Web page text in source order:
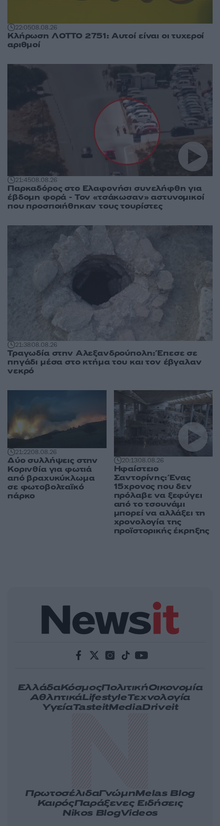
22:0508.08.26
Κλήρωση ΛΟΤΤΟ 2751: Αυτοί είναι οι τυχεροί
αριθμοί
21:4508.08.26
Παρκαδόρος στο Ελαφονήσι συνελήφθη για
έβδομη φορά - Τον «τσάκωσαν» αστυνομικοί
που προσποιήθηκαν τους τουρίστες
21:3808.08.26
Τραγωδία στην Αλεξανδρούπολη: Έπεσε σε
πηγάδι μέσα στο κτήμα του και τον έβγαλαν
νεκρό
21:2208.08.26
Δύο συλλήψεις στην
Κορινθία για φωτιά
από βραχυκύκλωμα
σε φωτοβολταϊκό
πάρκο
20:1308.08.26
Ηφαίστειο
Σαντορίνης: Ένας
15χρονος που δεν
πρόλαβε να ξεφύγει
από το τσουνάμι
μπορεί να αλλάξει τη
χρονολογία της
προϊστορικής έκρηξης
ΕλλάδαΚόσμοςΠολιτικήΟικονομία
ΑθλητικάLifestyleΤεχνολογία
ΥγείαTasteitMediaDriveit
ΠρωτοσέλιδαΓνώμηMelas Blog
ΚαιρόςΠαράξενες Ειδήσεις
Nikos BlogVideos